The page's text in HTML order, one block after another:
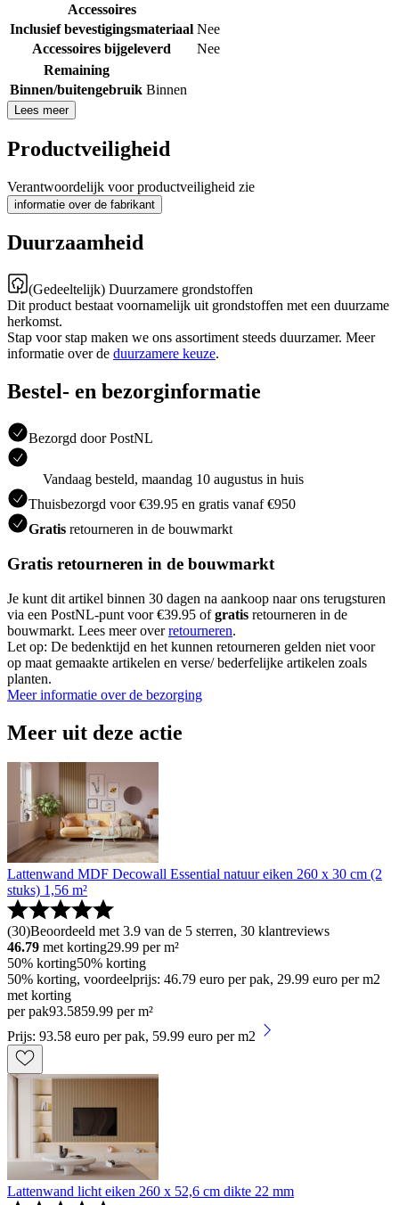
Accessoires
Inclusief bevestigingsmateriaal Nee
Accessoires bijgeleverd
Nee
Remaining
Binnen/buitengebruik Binnen
Lees meer
Productveiligheid
Verantwoordelijk voor productveiligheid zie
informatie over de fabrikant
Duurzaamheid
(Gedeeltelijk) Duurzamere grondstoffen
Dit product bestaat voornamelijk uit grondstoffen met een duurzame
herkomst.
Stap voor stap maken we ons assortiment steeds duurzamer. Meer
informatie over de duurzamere keuze.
Bestel- en bezorginformatie
Bezorgd door PostNL
Vandaag besteld, maandag 10 augustus in huis
Thuisbezorgd voor €39.95 en gratis vanaf €950
Gratis retourneren in de bouwmarkt
Gratis retourneren in de bouwmarkt
Je kunt dit artikel binnen 30 dagen na aankoop naar ons terugsturen
via een PostNL-punt voor €39.95 ofgratis retourneren in de
bouwmarkt. Lees meer overretourneren.
Let op: De bedenktijd en het kunnen retourneren gelden niet voor
op maat gemaakte artikelen en verse/ bederfelijke artikelen zoals
planten.
Meer informatie over de bezorging
Meer uit deze actie
Lattenwand MDF Decowall Essential natuur eiken 260 x 30 cm (2
stuks) 1,56 m²
(30)Beoordeeld met 3.9 van de 5 sterren, 30 klantreviews
46.79 met korting29.99 per m²
50% korting50% korting
50% korting, voordeelprijs: 46.79 euro per pak, 29.99 euro per m2
met korting
per pak93.5859.99 per m²
Prijs: 93.58 euro per pak, 59.99 euro per m2
Lattenwand licht eiken 260 x 52,6 cm dikte 22 mm